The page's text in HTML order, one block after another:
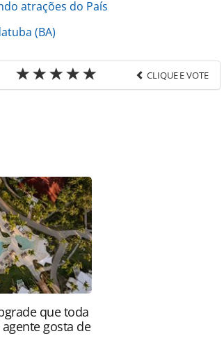
atrações do País
(BA)
CLIQUE E VOTE
2021/09/rca-lanca-campanha-com-
oferecidas na página. Todo o
protegido pela legislação brasileira sobre
autorização da PANROTAS Editora
que toda
gosta de